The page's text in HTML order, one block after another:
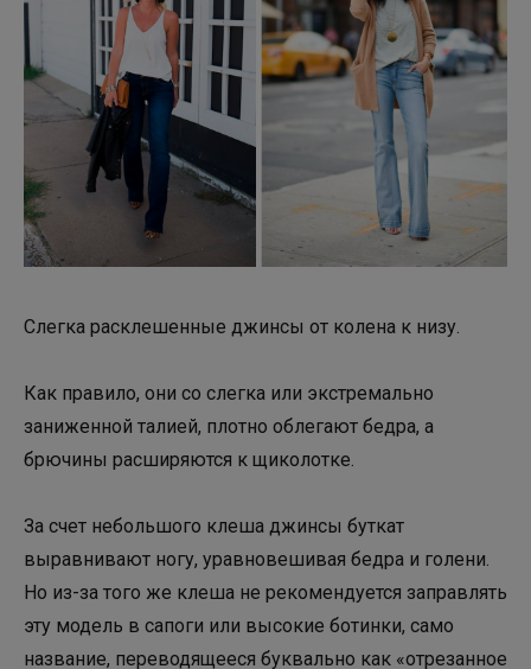
Слегка расклешенные джинсы от колена к низу.
Как правило, они со слегка или экстремально
заниженной талией, плотно облегают бедра, а
брючины расширяются к щиколотке.
За счет небольшого клеша джинсы буткат
выравнивают ногу, уравновешивая бедра и голени.
Но из-за того же клеша не рекомендуется заправлять
эту модель в сапоги или высокие ботинки, само
название, переводящееся буквально как «отрезанное